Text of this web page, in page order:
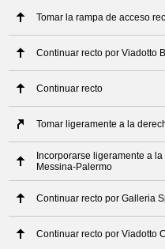
Tomar la rampa de acceso
Continuar recto por Viadotto
Continuar recto
Tomar ligeramente a la
Incorporarse ligeramente a
Messina-Palermo
Continuar recto por Galleria
Continuar recto por Viadotto